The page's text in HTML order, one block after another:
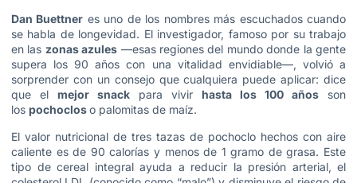
Dan Buettner es uno de los nombres más escuchados cuando
se habla de longevidad. El investigador, famoso por su trabajo
en las zonas azules —esas regiones del mundo donde la gente
supera los 90 años con una vitalidad envidiable—, volvió a
sorprender con un consejo que cualquiera puede aplicar: dice
que el mejor snack para vivir hasta los 100 años son
los pochocloso palomitas de maíz.
El valor nutricional de tres tazas de pochoclo hechos con aire
caliente es de 90 calorías y menos de 1 gramo de grasa. Este
tipo de cereal integral ayuda a reducir la presión arterial, el